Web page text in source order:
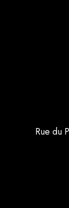
Rue du